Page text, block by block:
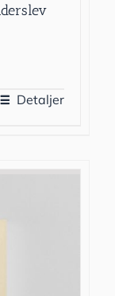
Detaljer